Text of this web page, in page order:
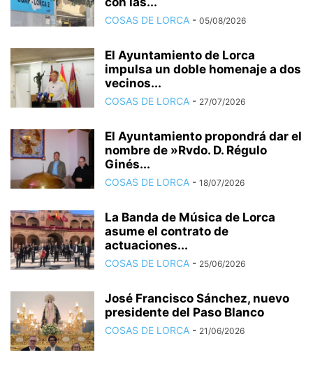
COSAS DE LORCA - 05/08/2026
El Ayuntamiento de Lorca
impulsa un doble homenaje a dos
vecinos...
COSAS DE LORCA - 27/07/2026
El Ayuntamiento propondrá dar el
nombre de »Rvdo. D. Régulo
Ginés...
COSAS DE LORCA - 18/07/2026
La Banda de Música de Lorca
asume el contrato de
actuaciones...
COSAS DE LORCA - 25/06/2026
José Francisco Sánchez, nuevo
presidente del Paso Blanco
COSAS DE LORCA - 21/06/2026